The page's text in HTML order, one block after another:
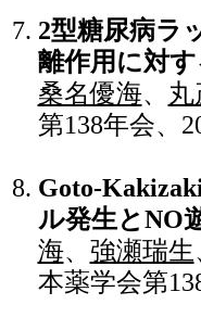
2型糖尿病ラ
離作用に対
桑名優海、
第138年会、
Goto-
ル発生とNO
海、 強瀬瑞生
本薬学会第